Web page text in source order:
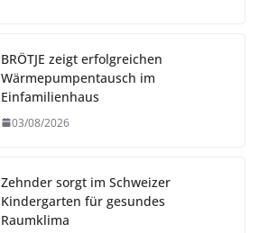
BRÖTJE zeigt erfolgreichen
Wärmepumpentausch im
Einfamilienhaus
03/08/2026
Zehnder sorgt im Schweizer
Kindergarten für gesundes
Raumklima